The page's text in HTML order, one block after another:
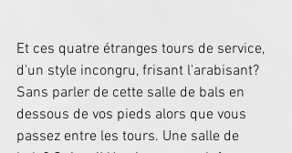
Et ces quatre étranges tours de service,
d'un style incongru, frisant l'arabisant?
Sans parler de cette salle de bals en
dessous de vos pieds alors que vous
passez entre les tours. Une salle de